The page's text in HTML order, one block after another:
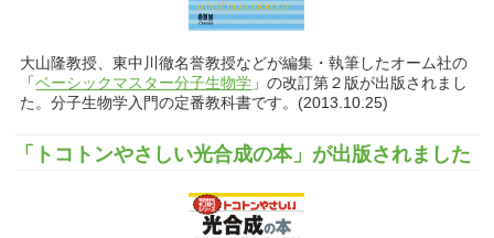
大山隆教授、東中川徹名誉教授などが編集・執筆したオーム社の
「ベーシックマスター分子生物学 」の改訂第２版が出版されまし
た。分子生物学入門の定番教科書です。(2013.10.25)
「トコトンやさしい光合成の本」が出版されました